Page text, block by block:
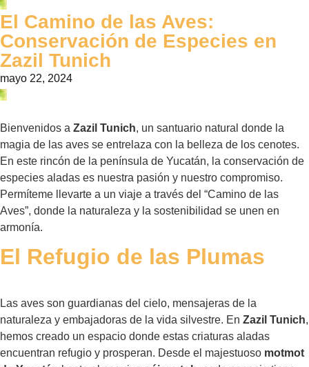
El Camino de las Aves:
Conservación de Especies en
Zazil Tunich
mayo 22, 2024
Bienvenidos a Zazil Tunich, un santuario natural donde la
magia de las aves se entrelaza con la belleza de los cenotes.
En este rincón de la península de Yucatán, la conservación de
especies aladas es nuestra pasión y nuestro compromiso.
Permíteme llevarte a un viaje a través del “Camino de las
Aves”, donde la naturaleza y la sostenibilidad se unen en
armonía.
El Refugio de las Plumas
Las aves son guardianas del cielo, mensajeras de la
naturaleza y embajadoras de la vida silvestre. En Zazil Tunich,
hemos creado un espacio donde estas criaturas aladas
encuentran refugio y prosperan. Desde el majestuoso motmot